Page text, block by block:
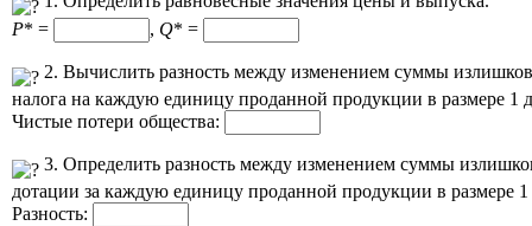
P* = , Q* =
2. Вычислить разность между изменением суммы
налога на каждую единицу проданной продукции в размере 1
Чистые потери общества:
3. Определить разность между изменением суммы
дотации за каждую единицу проданной продукции в размере 1
Разность: